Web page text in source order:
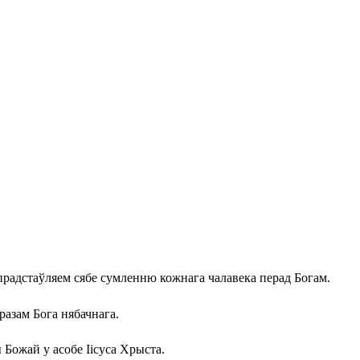
сябе сумленню кожнага чалавека перад Богам.
Бога нябачнага.
у асобе Іісуса Хрыста.